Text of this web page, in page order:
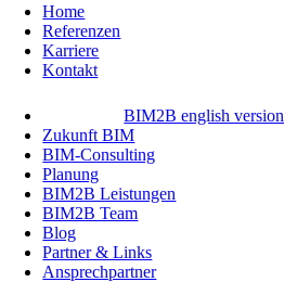
Home
Referenzen
Karriere
Kontakt
BIM2B english version
Zukunft BIM
BIM-Consulting
Planung
BIM2B Leistungen
BIM2B Team
Blog
Partner & Links
Ansprechpartner